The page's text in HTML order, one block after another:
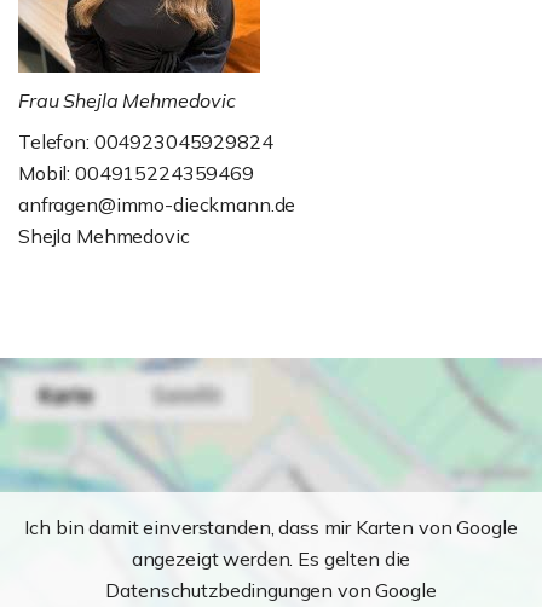
Frau Shejla Mehmedovic
Telefon: 004923045929824
Mobil: 004915224359469
anfragen@immo-dieckmann.de
Shejla Mehmedovic
Ich bin damit einverstanden, dass mir Karten von Google
angezeigt werden. Es gelten die
Datenschutzbedingungen von Google